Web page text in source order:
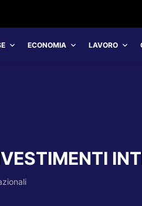
ECONOMIA LAVORO